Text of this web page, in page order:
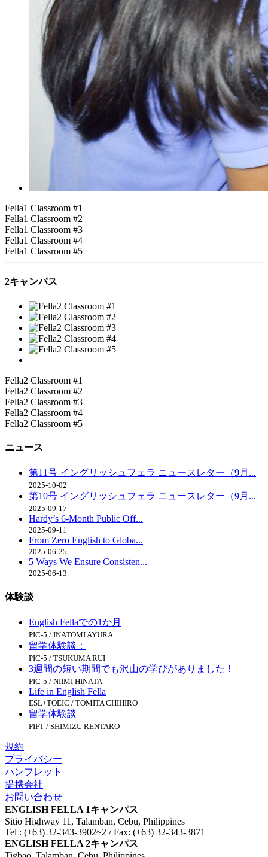
Fella1 Classroom #1
Fella1 Classroom #2
Fella1 Classroom #3
Fella1 Classroom #4
Fella1 Classroom #5
2キャンパス
Fella2 Classroom #1
Fella2 Classroom #2
Fella2 Classroom #3
Fella2 Classroom #4
Fella2 Classroom #5
ニュース
第11号 イングリッシュフェラ ニュースレター（9月...
2025-10-02
第10号 イングリッシュフェラ ニュースレター（9月...
2025-09-17
Hardy’s 6-Month Public Off...
2025-09-11
From Zero English to Globa...
2025-06-25
5 Ways We Ensure Consisten...
2025-06-13
体験談
English Fellaでの1か月
PIC-5 / INATOMI AYURA
留学体験談：
PIC-5 / TSUKUMA RUI
3週間の短い期間でも沢山の学びがありました！
PIC-5 / NIIMI HINATA
Life in English Fella
ESL+TOEIC / TOMITA CHIHIRO
留学体験談
PIFT / SHIMIZU RENTARO
規約
プライバシー
パンフレット
提携会社
お問い合わせ
ENGLISH FELLA 1キャンパス
Sitio Highway 11, Talamban, Cebu, Philippines
Tel : (+63) 32-343-3902~2 / Fax: (+63) 32-343-3871
ENGLISH FELLA 2キャンパス